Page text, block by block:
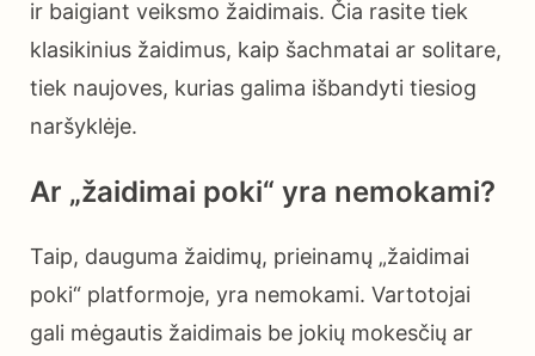
ir baigiant veiksmo žaidimais. Čia rasite tiek
klasikinius žaidimus, kaip šachmatai ar solitare,
tiek naujoves, kurias galima išbandyti tiesiog
naršyklėje.
Ar „žaidimai poki“ yra nemokami?
Taip, dauguma žaidimų, prieinamų „žaidimai
poki“ platformoje, yra nemokami. Vartotojai
gali mėgautis žaidimais be jokių mokesčių ar